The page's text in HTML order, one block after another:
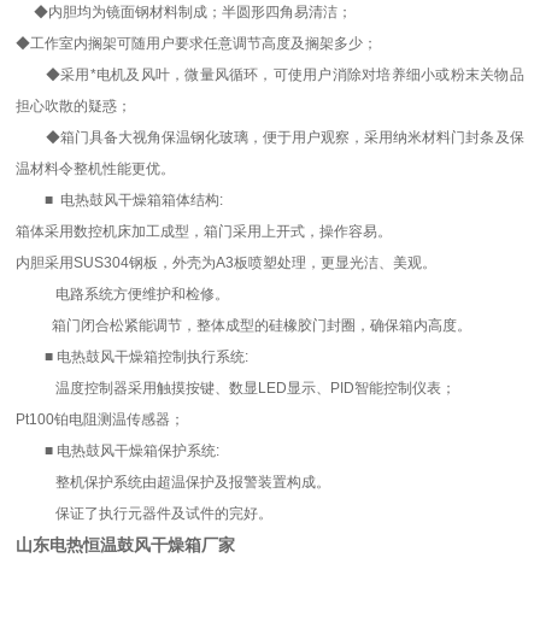
◆内胆均为镜面钢材料制成；半圆形四角易清洁；
◆工作室内搁架可随用户要求任意调节高度及搁架多少；
◆采用*电机及风叶，微量风循环，可使用户消除对培养细小或粉末关物品
担心吹散的疑惑；
◆箱门具备大视角保温钢化玻璃，便于用户观察，采用纳米材料门封条及保
温材料令整机性能更优。
■ 电热鼓风干燥箱箱体结构:
箱体采用数控机床加工成型，箱门采用上开式，操作容易。
内胆采用SUS304钢板，外壳为A3板喷塑处理，更显光洁、美观。
电路系统方便维护和检修。
箱门闭合松紧能调节，整体成型的硅橡胶门封圈，确保箱内高度。
■ 电热鼓风干燥箱控制执行系统:
温度控制器采用触摸按键、数显LED显示、PID智能控制仪表；
Pt100铂电阻测温传感器；
■ 电热鼓风干燥箱保护系统:
整机保护系统由超温保护及报警装置构成。
保证了执行元器件及试件的完好。
山东电热恒温鼓风干燥箱厂家